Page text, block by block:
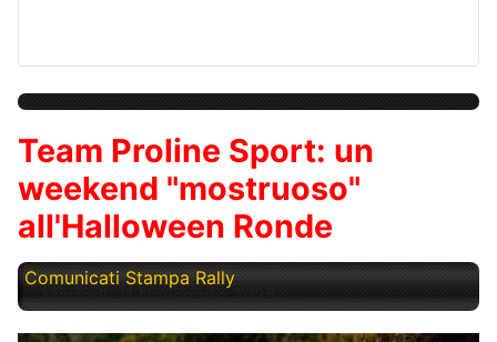
Team Proline Sport: un
weekend "mostruoso"
all'Halloween Ronde
Comunicati Stampa Rally
Martedì, 11 Novembre 2025